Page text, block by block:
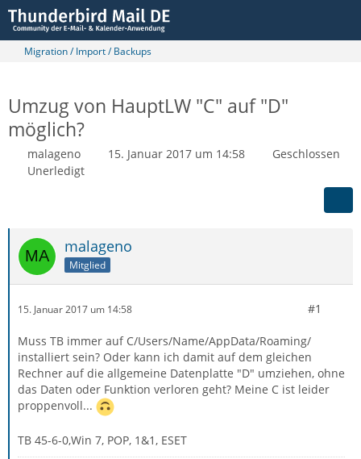
Migration / Import / Backups
Umzug von HauptLW "C" auf "D"
möglich?
malageno 15. Januar 2017 um 14:58
Geschlossen
Unerledigt
malageno
Mitglied
15. Januar 2017 um 14:58 #1
Muss TB immer auf C/Users/Name/AppData/Roaming/
installiert sein? Oder kann ich damit auf dem gleichen
Rechner auf die allgemeine Datenplatte "D" umziehen, ohne
das Daten oder Funktion verloren geht? Meine C ist leider
proppenvoll...
TB 45-6-0,Win 7, POP, 1&1, ESET